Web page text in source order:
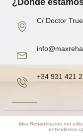
C/ Doctor
+34 931 421
Copyright 2020©
Max Rehabilitacion.net
entendemos